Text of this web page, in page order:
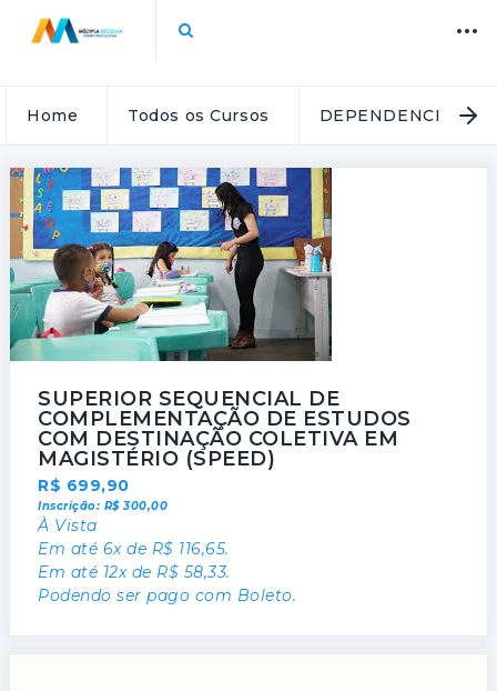
Home Todos os Cursos DEPENDENCIA
SUPERIOR SEQUENCIAL DE
COMPLEMENTAÇÃO DE ESTUDOS
COM DESTINAÇÃO COLETIVA EM
MAGISTÉRIO (SPEED)
R$ 699,90
Inscrição: R$ 300,00
À Vista
Em até 6x de R$ 116,65.
Em até 12x de R$ 58,33.
Podendo ser pago com Boleto.